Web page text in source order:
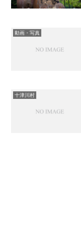
動画・写真
十津川村